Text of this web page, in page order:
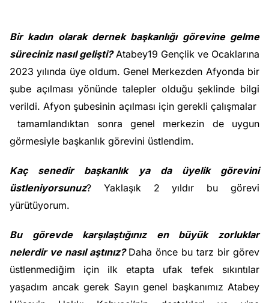
Bir kadın olarak dernek başkanlığı görevine gelme
süreciniz nasıl gelişti?Atabey19 Gençlik ve Ocaklarına
2023 yılında üye oldum. Genel Merkezden Afyonda bir
şube açılması yönünde talepler olduğu şeklinde bilgi
verildi. Afyon şubesinin açılması için gerekli çalışmalar
tamamlandıktan sonra genel merkezin de uygun
görmesiyle başkanlık görevini üstlendim.
Kaç senedir başkanlık ya da üyelik görevini
üstleniyorsunuz? Yaklaşık 2 yıldır bu görevi
yürütüyorum.
Bu görevde karşılaştığınız en büyük zorluklar
nelerdir ve nasıl aştınız? Daha önce bu tarz bir görev
üstlenmediğim için ilk etapta ufak tefek sıkıntılar
yaşadım ancak gerek Sayın genel başkanımız Atabey